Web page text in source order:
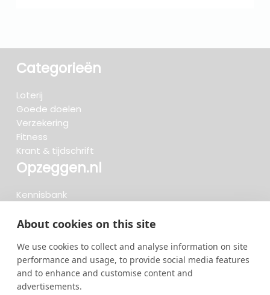
About cookies on this site
We use cookies to collect and analyse information on site
performance and usage, to provide social media features
and to enhance and customise content and
advertisements.
Categorieën
Loterij
Goede doelen
Verzekering
Fitness
Krant & tijdschrift
Opzeggen.nl
Kennisbank
Beoordelingen
Meteen opzeggen